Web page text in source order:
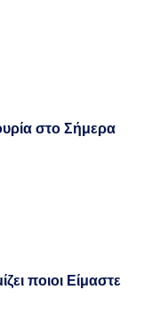
στο Σήμερα
ποιοι Είμαστε